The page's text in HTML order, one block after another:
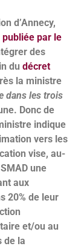
d’Annecy,
par le
des
du décret
la ministre
dans les trois
Donc de
indique
vers les
vise, au-
une
aux
20% de leur
et/ou au
de la